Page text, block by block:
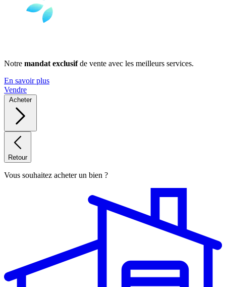
Notre mandat exclusifde vente avec les meilleurs services.
En savoir plus
Vendre
Acheter
Retour
Vous souhaitez acheter un bien ?